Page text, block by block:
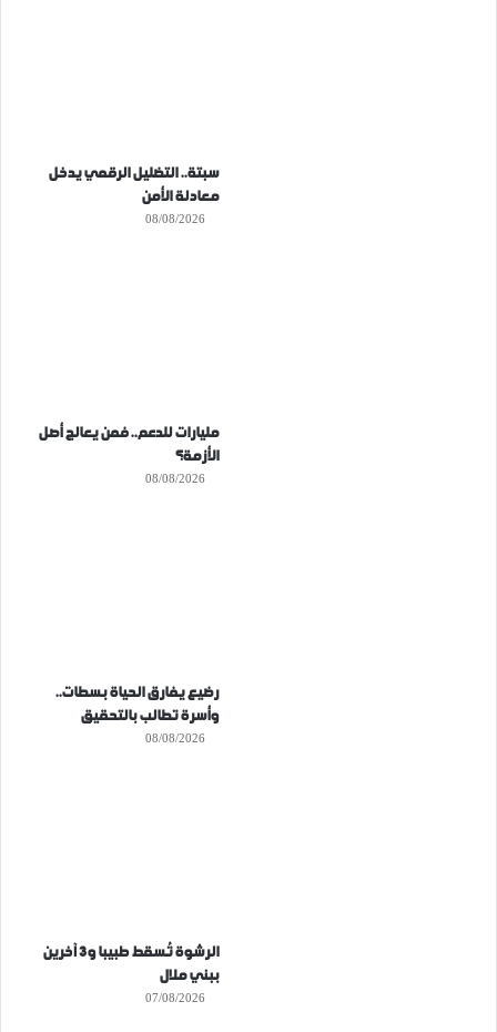
سبتة.. التضليل الرقمي يدخل
معادلة الأمن
08/08/2026
مليارات للدعم.. فمن يعالج أصل
الأزمة؟
08/08/2026
رضيع يفارق الحياة بسطات..
وأسرة تطالب بالتحقيق
08/08/2026
الرشوة تُسقط طبيبا و3 آخرين
ببني ملال
07/08/2026